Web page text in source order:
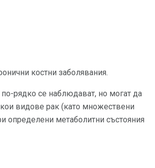
костни заболявания.
по-рядко се наблюдават, но могат да
видове рак (като множествени
определени метаболитни състояния